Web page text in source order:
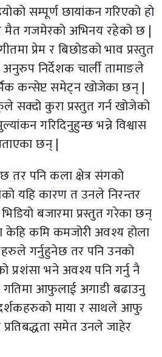
सम्पूर्ण छायांकन गरिएको हो
र मैत गजमेरको अभिनय रहेको छ |
प्रेम र बिछोडको भाव प्रस्तुत
निर्देशक चार्ली तामाङले
कन्सेप्ट समेट्न खोजेका छन् |
कुरा प्रस्तुत गर्न खोजेको
गरिदिनुहुन्छ भन्ने विश्वास
छन् |
तर पनि कला क्षेत्र संगको
यहि कारण त उनले निरन्तर
बजारमा प्रस्तुत गरेका छन्
केहि कमि कमजोरी अवश्य होला
गर्नुहुनेछ तर पनि उनको
भने अवश्य पनि गर्नु नै
गतिमा आफुलाई अगाडी बढाउनु
माया र साथले आफु
समेत उनले जाहेर